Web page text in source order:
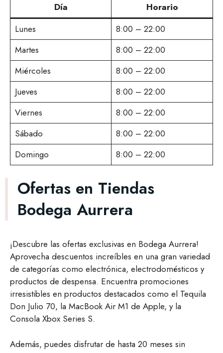
Día
Horario
Lunes
8:00 – 22:00
Martes
8:00 – 22:00
Miércoles
8:00 – 22:00
Jueves
8:00 – 22:00
Viernes
8:00 – 22:00
Sábado
8:00 – 22:00
Domingo
8:00 – 22:00
Ofertas en Tiendas
Bodega Aurrera
¡Descubre las ofertas exclusivas en Bodega Aurrera!
Aprovecha descuentos increíbles en una gran variedad
de categorías como electrónica, electrodomésticos y
productos de despensa. Encuentra promociones
irresistibles en productos destacados como el Tequila
Don Julio 70, la MacBook Air M1 de Apple, y la
Consola Xbox Series S.
Además, puedes disfrutar de hasta 20 meses sin